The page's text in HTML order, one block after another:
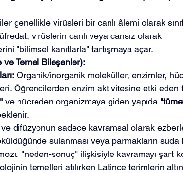
genellikle virüsleri bir canlı âlemi olarak
virüslerin canlı veya cansız olarak
"bilimsel kanıtlarla" tartışmaya açar.
ve Temel Bileşenler):
Organik/inorganik moleküller, enzimler,
Öğrencilerden enzim aktivitesine etki eden
ve hücreden organizmaya giden yapıda
difüzyonun sadece kavramsal olarak
sulanması veya parmakların suda
"neden-sonuç" ilişkisiyle kavramayı şart
temelleri atılırken Latince terimlerin